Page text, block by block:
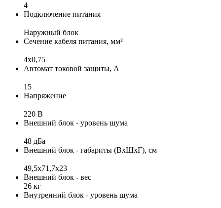
4
Подключение питания
Наружный блок
Сечение кабеля питания, мм²
4x0,75
Автомат токовой защиты, А
15
Напряжение
220 В
Внешний блок - уровень шума
48 дБа
Внешний блок - габариты (ВхШхГ), см
49,5х71,7х23
Внешний блок - вес
26 кг
Внутренний блок - уровень шума